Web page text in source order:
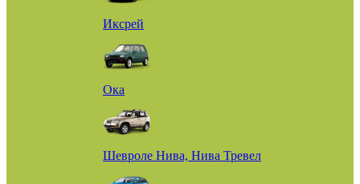
Иксрей
Ока
Шевроле Нива, Нива Тревел